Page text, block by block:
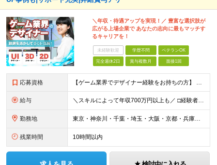
＼年収・待遇アップを実現！／ 豊富な選択肢が
広がる上場企業で あなたの志向に最もマッチす
るキャリアを！
未経験歓迎 学歴不問 ベテランOK
完全週休2日 賞与複数月 面接1回
応募資格 【ゲーム業界でデザイナー経験をお持ちの方】 直近でゲーム業界を経験している方は面接確約。 ※PhotoshopやIllustratorを始めとしたデザインツールが使える方を想定しています。 ※UIデザ
給与 ＼スキルによって年収700万円以上も／ □経験者 月給23万円～70万円+残業代+賞与 □未経験者 月給21万円以上+残業代+賞与 ※経験・スキル・年齢などを考慮の上、当社規定により決定(詳細は
勤務地 東京・神奈川・千葉・埼玉・大阪・京都・兵庫・福岡のプロジェクト先 ※U・Iターン歓迎 ※リモートワーク可能な案件もあり ※勤務地は希望を考慮します！ ↓特に以下のエリアでプロジェクトが多数稼働中↓
残業時間 10時間以内